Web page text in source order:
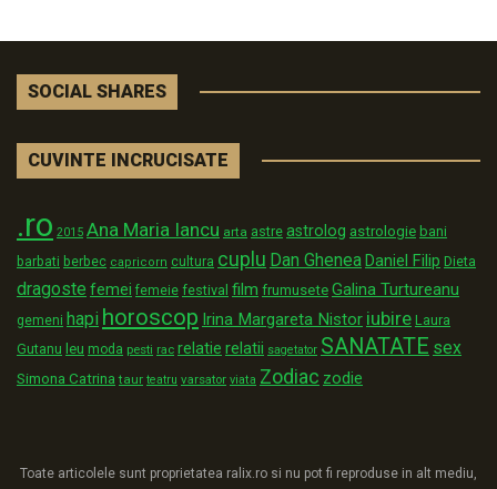
SOCIAL SHARES
CUVINTE INCRUCISATE
.ro 2015 Ana Maria Iancu arta astre astrolog astrologie bani
barbati berbec capricorn cultura cuplu Dan GheneaDaniel Filip Dieta
dragoste femei femeie festival film frumusete Galina Turtureanu
gemeni hapi horoscop Irina Margareta Nistor iubire Laura
Gutanu leu moda pesti rac relatie relatii sagetator SANATATE sex
Simona Catrina taur teatru varsator viata Zodiac zodie
Toate articolele sunt proprietatea ralix.ro si nu pot fi reproduse in alt mediu,